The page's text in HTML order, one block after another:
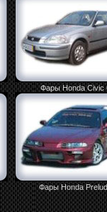
Фары Honda Civic
Фары Honda